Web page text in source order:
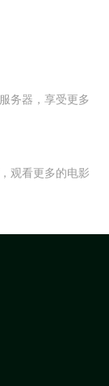
务器，享受更多
观看更多的电影